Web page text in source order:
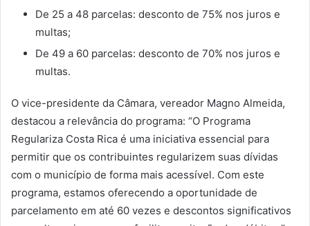
De 25 a 48 parcelas: desconto de 75% nos juros e
multas;
De 49 a 60 parcelas: desconto de 70% nos juros e
multas.
O vice-presidente da Câmara, vereador Magno Almeida,
destacou a relevância do programa: “O Programa
Regulariza Costa Rica é uma iniciativa essencial para
permitir que os contribuintes regularizem suas dívidas
com o município de forma mais acessível. Com este
programa, estamos oferecendo a oportunidade de
parcelamento em até 60 vezes e descontos significativos